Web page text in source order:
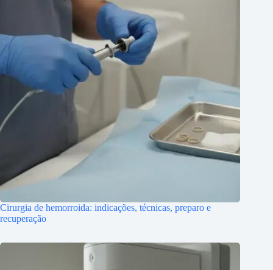
Cirurgia de hemorroida: indicações, técnicas, preparo e
recuperação